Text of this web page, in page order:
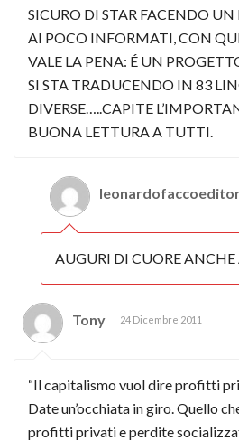
SICURO DI STAR FACENDO
AI POCO INFORMATI, CON
VALE LA PENA: É UN
SI STA TRADUCENDO IN 83
DIVERSE…..CAPITE
BUONA LETTURA A TUTTI.
AUGURI DI CUORE
Tony 24 Dicembre 2011
“Il capitalismo vuol dire profitti
Date un’occhiata in giro. Quello
profitti privati e perdite